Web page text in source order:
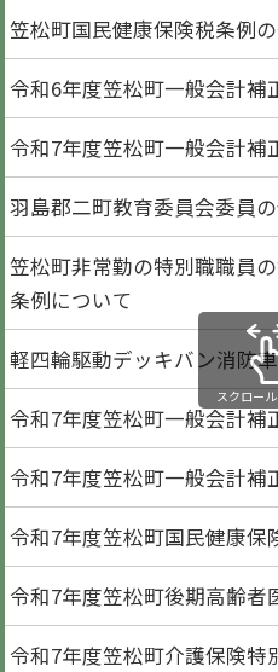
笠松町国民健康保険税条例
令和6年度笠松町一般会計
令和7年度笠松町一般会計
羽島郡二町教育委員会委員
笠松町非常勤の特別職職員
条例について
軽四輪駆動デッキバン消防
令和7年度笠松町一般会計補
令和7年度笠松町一般会計補
令和7年度笠松町国民健康
令和7年度笠松町後期高齢
令和7年度笠松町介護保険
スクロー